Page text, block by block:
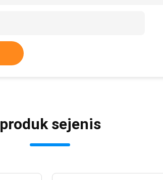
produk sejenis